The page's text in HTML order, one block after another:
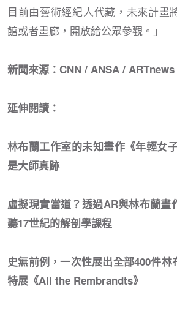
目前由藝術經紀人代藏，未來計畫
館或者畫廊，開放給公眾參觀。」
新聞來源：CNN / ANSA / ARTnews
延伸閱讀：
林布蘭工作室的未知畫作《年輕女
是大師真跡
虛擬現實當道？透過AR與林布蘭畫
聽17世紀的解剖學課程
史無前例，一次性展出全部400件
特展《All the Rembrandts》